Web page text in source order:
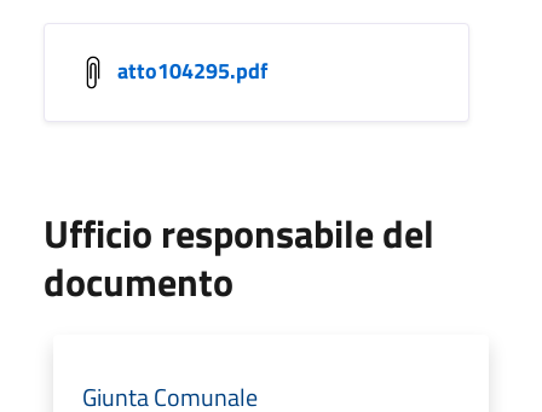
atto104295.pdf
Ufficio responsabile del
documento
Giunta Comunale